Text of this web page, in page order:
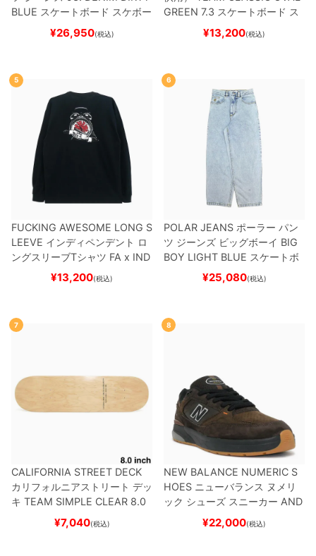
BLUE スケートボード スケボー
¥26,950(税込)
GREEN 7.3 スケートボード ス
¥13,200(税込)
5
FUCKING AWESOME LONG S
LEEVE インディペンデント ロ
ングスリーブTシャツ FA x IND
EPENDENTHOSTAGE
スケートボード スケボー
¥13,200(税込)
6
POLAR JEANS ポーラー パン
ツ ジーンズ ビッグボーイ BIG
BOY LIGHT BLUE スケートボ
ード スケボー
¥25,080(税込)
7
CALIFORNIA STREET DECK
カリフォルニアストリート デッ
キ TEAM SIMPLE CLEAR 8.0
ブランク（DSM）
ード スケボー
¥7,040(税込)
8
NEW BALANCE NUMERIC S
HOES ニューバランス ヌメリ
ック シューズ スニーカー AND
REW REYNOLDS 933
BROWN/BLACKスケート
¥22,000(税込)